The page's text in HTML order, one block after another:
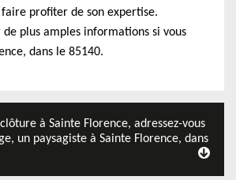
profiter de son expertise.
plus amples informations si vous
dans le 85140.
à Sainte Florence, adressez-vous
un paysagiste à Sainte Florence, dans